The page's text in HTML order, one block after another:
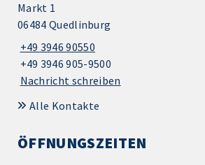
Markt 1
06484 Quedlinburg
+49 3946 90550
+49 3946 905-9500
Nachricht schreiben
Alle Kontakte
ÖFFNUNGSZEITEN